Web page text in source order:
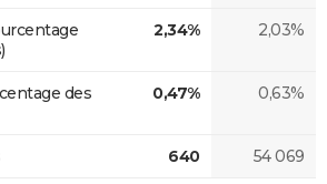
2,34% 2,03%
des
0,47% 0,63%
640 54 069